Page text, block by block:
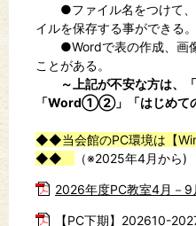
●ファイル名をつけて、
イルを保存する事ができる。
●Wordで表の作成、画像
ことがある。
～上記が不安な方は、
「Word①②」「はじめて
◆◆当会館のPC環境は【
◆◆
（※2025年4月から)
2026年度PC教室4月－9
【PC下期】202610-